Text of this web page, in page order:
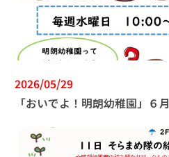
2026/05/29
「おいでよ！明朗幼稚園」６月